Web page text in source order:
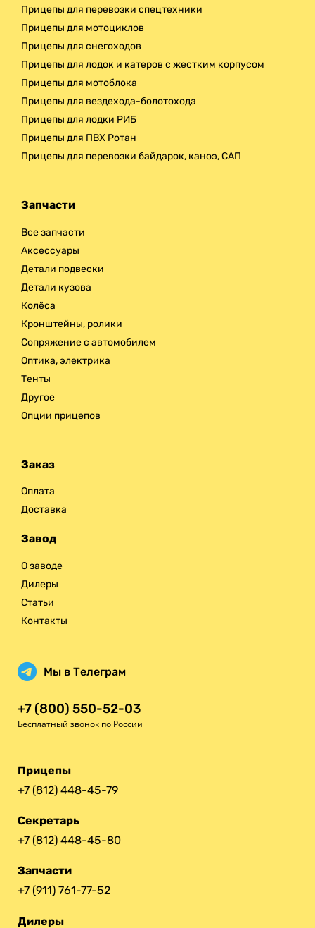
Прицепы для перевозки спецтехники
Прицепы для мотоциклов
Прицепы для снегоходов
Прицепы для лодок и катеров с жестким корпусом
Прицепы для мотоблока
Прицепы для вездехода-болотохода
Прицепы для лодки РИБ
Прицепы для ПВХ Ротан
Прицепы для перевозки байдарок, каноэ, САП
Запчасти
Все запчасти
Аксессуары
Детали подвески
Детали кузова
Колёса
Кронштейны, ролики
Сопряжение с автомобилем
Оптика, электрика
Тенты
Другое
Опции прицепов
Заказ
Оплата
Доставка
Завод
О заводе
Дилеры
Статьи
Контакты
Мы в Телеграм
+7 (800) 550-52-03
Бесплатный звонок по России
Прицепы
+7 (812) 448-45-79
Секретарь
+7 (812) 448-45-80
Запчасти
+7 (911) 761-77-52
Дилеры